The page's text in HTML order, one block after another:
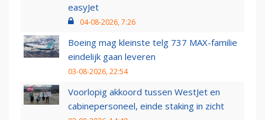
easyJet
04-08-2026, 7:26
Boeing mag kleinste telg 737 MAX-familie
eindelijk gaan leveren
03-08-2026, 22:54
Voorlopig akkoord tussen WestJet en
cabinepersoneel, einde staking in zicht